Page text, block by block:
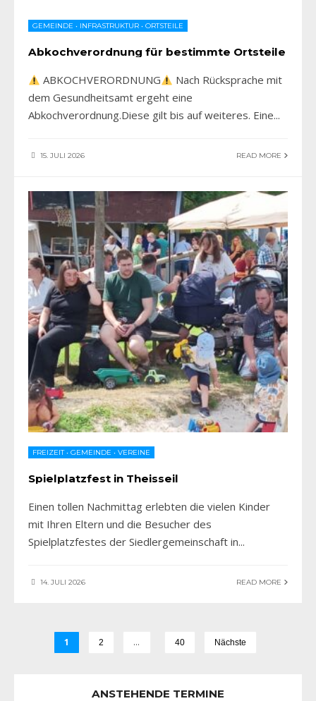
GEMEINDE • INFRASTRUKTUR • ORTSTEILE
Abkochverordnung für bestimmte Ortsteile
ABKOCHVERORDNUNG
Nach Rücksprache mit
dem Gesundheitsamt ergeht eine
Abkochverordnung.Diese gilt bis auf weiteres. Eine...
15. JULI 2026 READ MORE
FREIZEIT• GEMEINDE • VEREINE
Spielplatzfest in Theisseil
Einen tollen Nachmittag erlebten die vielen Kinder
mit Ihren Eltern und die Besucher des
Spielplatzfestes der Siedlergemeinschaft in...
14. JULI 2026 READ MORE
1 2 … 40 Nächste
ANSTEHENDE TERMINE